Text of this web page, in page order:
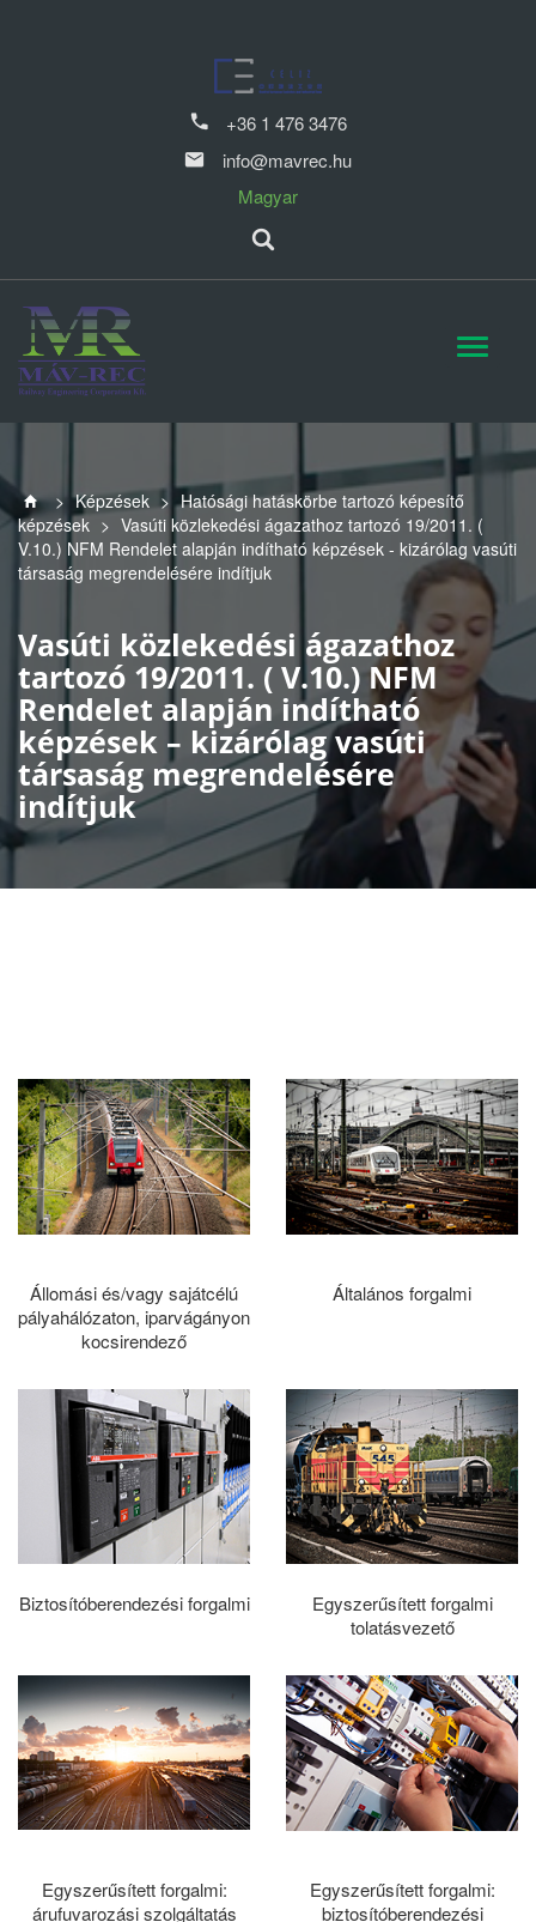
+36 1 476 3476
info@mavrec.hu
Magyar
> Képzések > Hatósági hatáskörbe tartozó képesítő
képzések > Vasúti közlekedési ágazathoz tartozó 19/2011. (
V.10.) NFM Rendelet alapján indítható képzések - kizárólag vasúti
társaság megrendelésére indítjuk
Vasúti közlekedési ágazathoz
tartozó 19/2011. ( V.10.) NFM
Rendelet alapján indítható
képzések – kizárólag vasúti
társaság megrendelésére
indítjuk
Állomási és/vagy sajátcélú
pályahálózaton, iparvágányon
kocsirendező
Általános forgalmi
Biztosítóberendezési forgalmi
Egyszerűsített forgalmi
tolatásvezető
Egyszerűsített forgalmi:
árufuvarozási szolgáltatás
Egyszerűsített forgalmi:
biztosítóberendezési